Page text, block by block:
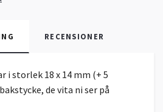
RECENSIONER
i storlek 18 x 14 mm (+ 5
de vita ni ser på